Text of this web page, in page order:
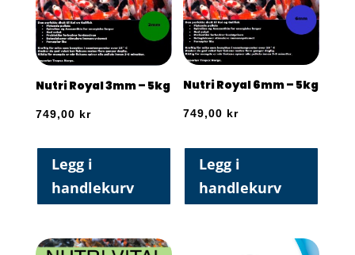
Nutri Royal 3mm – 5kg
749,00 kr
Legg i
handlekurv
Nutri Royal 6mm – 5kg
749,00 kr
Legg i
handlekurv